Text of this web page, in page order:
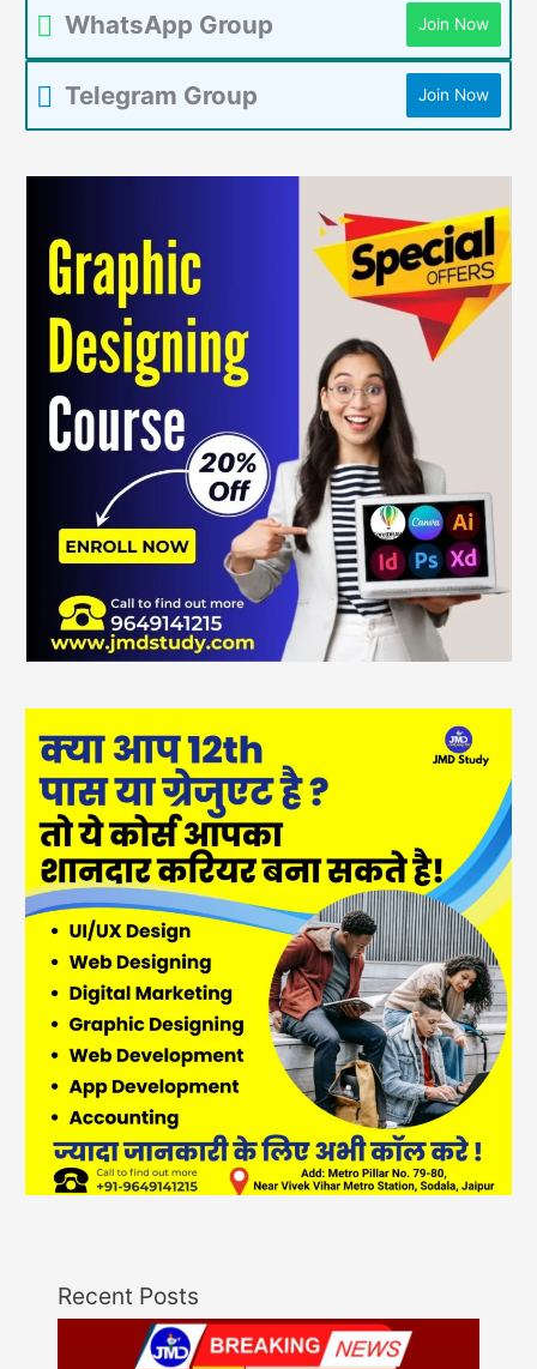
WhatsApp Group Join Now
Telegram Group Join Now
Recent Posts